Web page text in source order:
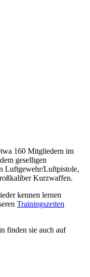
160 Mitgliedern im
geselligen
Luftgewehr/Luftpistole,
Kurzwaffen.
kennen lernen
Trainingszeiten
finden sie auch auf